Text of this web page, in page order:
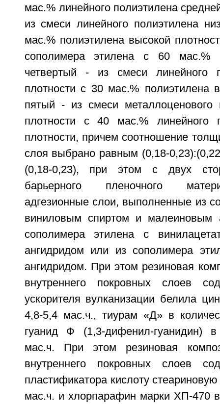
мас.% линейного полиэтилена
из смеси линейного полиэтилена
мас.% полиэтилена высокой
сополимера этилена с 60 мас.%
четвертый - из смеси линейного
плотности с 30 мас.% полиэтилена
пятый - из смеси металлоценового
плотности с 40 мас.% линейного
плотности, причем соотношение
слоя выбрано равным (0,18-
(0,18-0,23), при этом с двух
барьерного пленочного
адгезионные слои, выполненные из
виниловым спиртом и малеиновым
сополимера этилена с
ангидридом или из сополимера
ангидридом. При этом резиновая
внутреннего покровных слоев
ускорителя вулканизации белила
4,8-5,4 мас.ч., тиурам «Д» в
гуанид Ф (1,3-дифенил-гуанидин)
мас.ч. При этом резиновая
внутреннего покровных слоев
пластификатора кислоту
мас.ч. и хлорпарафин марки ХП-470